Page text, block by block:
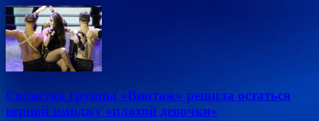
Солистка группы «Винтаж» решила остаться
верной имиджу «плохой девочки»